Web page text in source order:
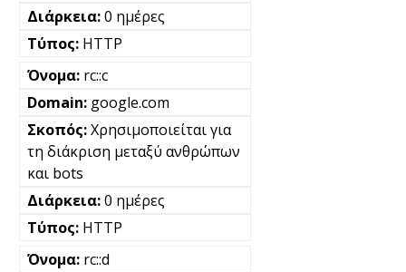
0 ημέρες
HTTP
rc::c
google.com
Χρησιμοποιείται για
τη διάκριση μεταξύ ανθρώπων
και bots
0 ημέρες
HTTP
rc::d